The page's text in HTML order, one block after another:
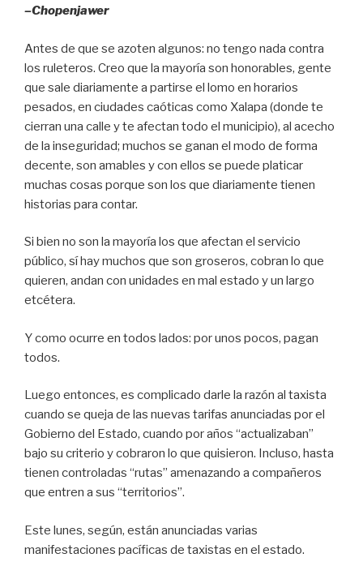
–Chopenjawer
Antes de que se azoten algunos: no tengo nada contra
los ruleteros. Creo que la mayoría son honorables, gente
que sale diariamente a partirse el lomo en horarios
pesados, en ciudades caóticas como Xalapa (donde te
cierran una calle y te afectan todo el municipio), al acecho
de la inseguridad; muchos se ganan el modo de forma
decente, son amables y con ellos se puede platicar
muchas cosas porque son los que diariamente tienen
historias para contar.
Si bien no son la mayoría los que afectan el servicio
público, sí hay muchos que son groseros, cobran lo que
quieren, andan con unidades en mal estado y un largo
etcétera.
Y como ocurre en todos lados: por unos pocos, pagan
todos.
Luego entonces, es complicado darle la razón al taxista
cuando se queja de las nuevas tarifas anunciadas por el
Gobierno del Estado, cuando por años “actualizaban”
bajo su criterio y cobraron lo que quisieron. Incluso, hasta
tienen controladas “rutas” amenazando a compañeros
que entren a sus “territorios”.
Este lunes, según, están anunciadas varias
manifestaciones pacíficas de taxistas en el estado.